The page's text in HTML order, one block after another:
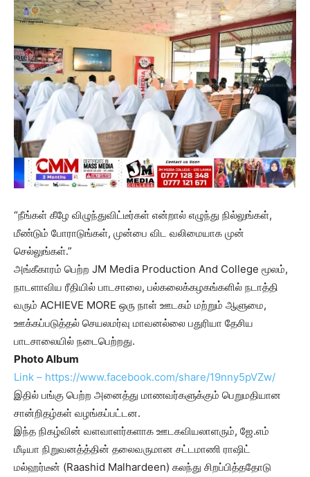
“நீங்கள் கீழே விழுந்துவிட்டீர்கள் என்றால் எழுந்து நில்லுங்கள்,
மீண்டும் போராடுங்கள், முன்பை விட வலிமையாக முன்
செல்லுங்கள்.”
அங்கீகாரம் பெற்ற JM Media Production And College மூலம்,
நாடளாவிய ரீதியில் பாடசாலை, பல்கலைக்கழகங்களில் நடாத்தி
வரும் ACHIEVE MORE ஒரு நாள் ஊடகம் மற்றும் ஆளுமை,
ஊக்கப்படுத்தல் செயலமர்வு மாவனல்லை பதுரியா தேசிய
பாடசாலையில் நடைபெற்றது.
Photo Album
Link – https://www.facebook.com/share/19nny5pVZw/
இதில் பங்கு பெற்ற அனைத்து மாணவர்களுக்கும் பெறுமதியான
சான்றிதழ்கள் வழங்கப்பட்டன.
இந்த நிகழ்வின் வளவாளர்களாக ஊடகவியலாளரும், ஜே.எம்
மீடியா நிறுவனத்த்தின் தலைவருமான சட்டமாணி ராஷிட்
மல்ஹர்டீன் (Raashid Malhardeen) கலந்து சிறப்பித்ததோடு